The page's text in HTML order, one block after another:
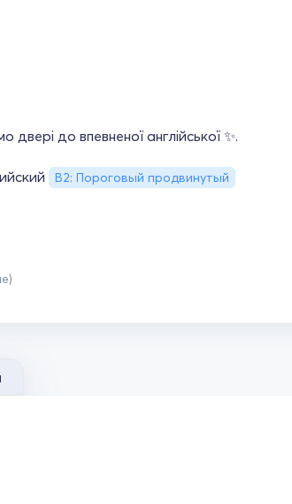
до впевненої англійської ✨.
B2: Пороговый продвинутый